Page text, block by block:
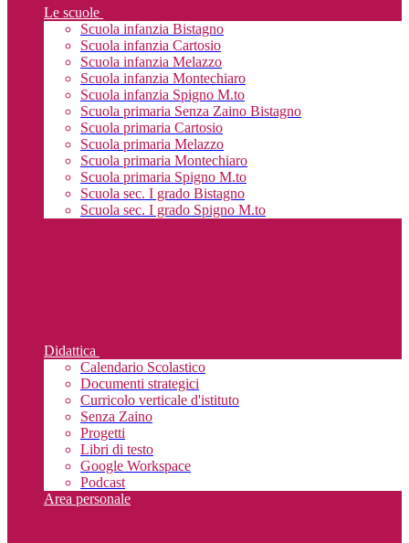
Le scuole
Scuola infanzia Bistagno
Scuola infanzia Cartosio
Scuola infanzia Melazzo
Scuola infanzia Montechiaro
Scuola infanzia Spigno M.to
Scuola primaria Senza Zaino Bistagno
Scuola primaria Cartosio
Scuola primaria Melazzo
Scuola primaria Montechiaro
Scuola primaria Spigno M.to
Scuola sec. I grado Bistagno
Scuola sec. I grado Spigno M.to
Didattica
Calendario Scolastico
Documenti strategici
Curricolo verticale d'istituto
Senza Zaino
Progetti
Libri di testo
Google Workspace
Podcast
Area personale